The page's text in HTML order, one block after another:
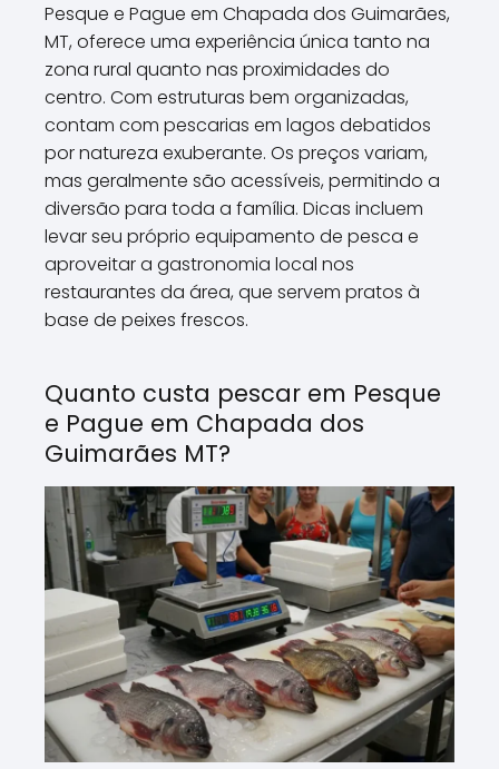
Pesque e Pague em Chapada dos Guimarães,
MT, oferece uma experiência única tanto na
zona rural quanto nas proximidades do
centro. Com estruturas bem organizadas,
contam com pescarias em lagos debatidos
por natureza exuberante. Os preços variam,
mas geralmente são acessíveis, permitindo a
diversão para toda a família. Dicas incluem
levar seu próprio equipamento de pesca e
aproveitar a gastronomia local nos
restaurantes da área, que servem pratos à
base de peixes frescos.
Quanto custa pescar em Pesque
e Pague em Chapada dos
Guimarães MT?